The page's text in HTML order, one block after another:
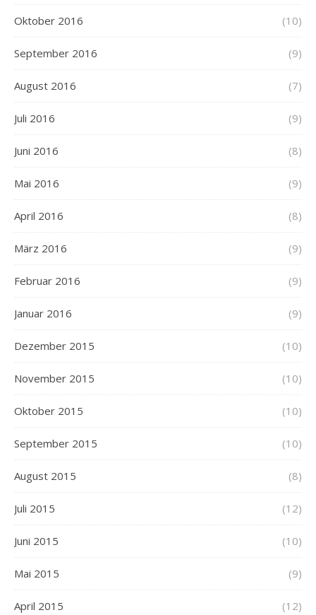
Oktober 2016 (10)
September 2016 (9)
August 2016 (7)
Juli 2016 (9)
Juni 2016 (8)
Mai 2016 (9)
April 2016 (8)
März 2016 (9)
Februar 2016 (9)
Januar 2016 (9)
Dezember 2015 (10)
November 2015 (10)
Oktober 2015 (10)
September 2015 (10)
August 2015 (8)
Juli 2015 (12)
Juni 2015 (10)
Mai 2015 (9)
April 2015 (12)